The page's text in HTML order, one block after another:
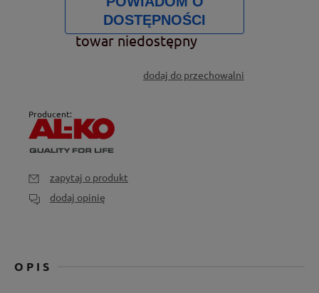
DOSTĘPNOŚCI
towar niedostępny
dodaj do przechowalni
Producent:
zapytaj o produkt
dodaj opinię
OPIS